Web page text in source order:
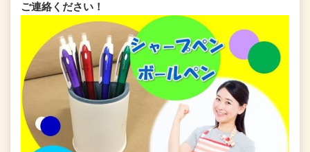
ご連絡ください！